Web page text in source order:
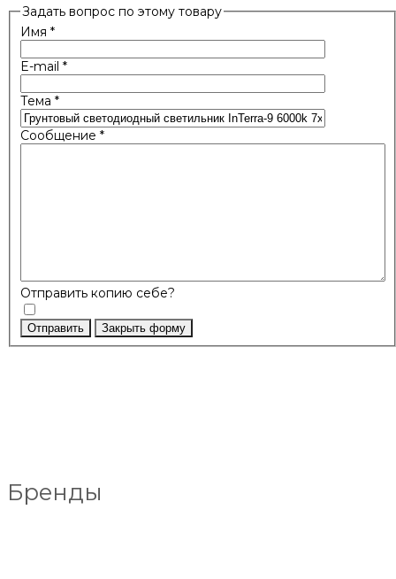
Задать вопрос по этому товару
Имя *
E-mail *
Тема *
Сообщение *
Отправить копию себе?
Отправить Закрыть форму
Бренды